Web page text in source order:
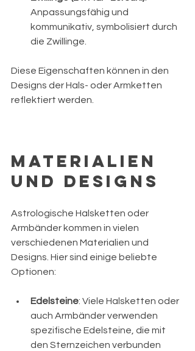
Anpassungsfähig und
kommunikativ, symbolisiert durch
die Zwillinge.
Diese Eigenschaften können in den
Designs der Hals- oder Armketten
reflektiert werden.
Materialien
und Designs
Astrologische Halsketten oder
Armbänder kommen in vielen
verschiedenen Materialien und
Designs. Hier sind einige beliebte
Optionen:
Edelsteine: Viele Halsketten oder
auch Armbänder verwenden
spezifische Edelsteine, die mit
den Sternzeichen verbunden